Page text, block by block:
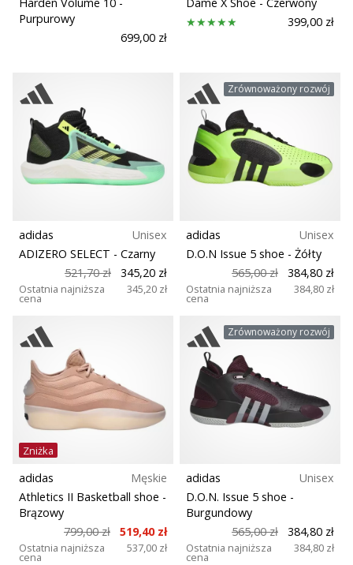
Purpurowy
699,00 zł
399,00 zł
adidas
Unisex
ADIZERO SELECT - Czarny
521,70 zł
345,20 zł
Ostatnia najniższa
cena
345,20 zł
Zrównoważony rozwój
adidas
Unisex
D.O.N Issue 5 shoe - Żółty
565,00 zł
384,80 zł
Ostatnia najniższa
cena
384,80 zł
Zniżka
adidas
Męskie
Athletics II Basketball shoe -
Brązowy
799,00 zł
519,40 zł
Ostatnia najniższa
cena
537,00 zł
Zrównoważony rozwój
adidas
Unisex
D.O.N. Issue 5 shoe -
Burgundowy
565,00 zł
384,80 zł
Ostatnia najniższa
cena
384,80 zł